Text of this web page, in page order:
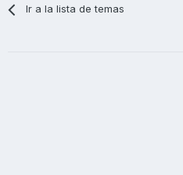
Ir a la lista de temas